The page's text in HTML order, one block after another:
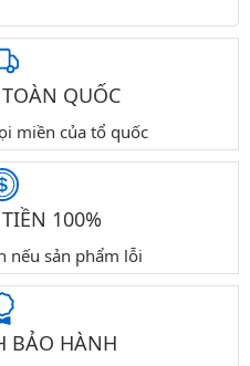
QUỐC
miền của tổ quốc
100%
nếu sản phẩm lỗi
BẢO HÀNH